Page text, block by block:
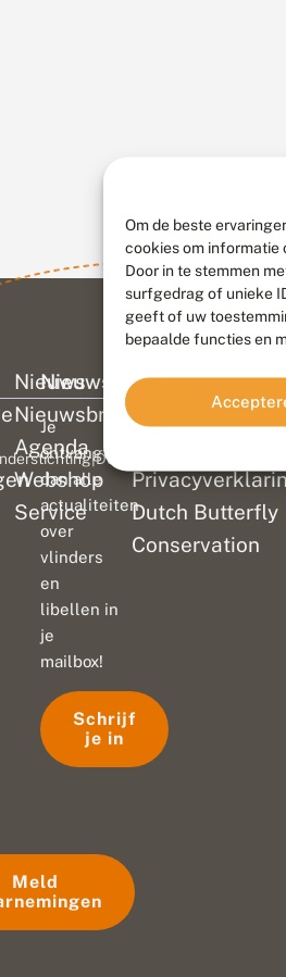
Om de beste
cookies om informatie
Door in te stemmen
surfgedrag of unieke
geeft of uw
bepaalde functies en
Nieuws
Nieuwsbrief
Agenda
Webshop
Service
Colofon
Disclaimer
Dutch Butterfly
Conservation
Nieuwsbrief
Je
ontvangt
dan alle
actualiteiten
over
vlinders
en
libellen in
je
mailbox!
Schrijf
je in
Meld
|Duurzaam ontwikkeld door